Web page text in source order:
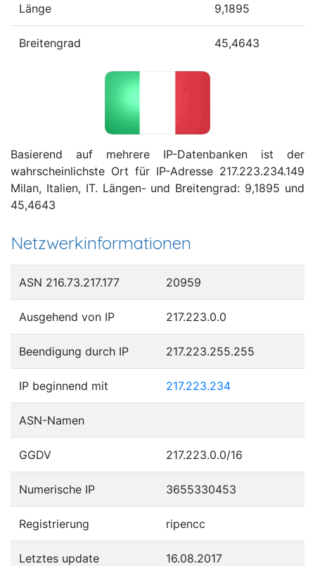
Länge 9,1895
Breitengrad 45,4643
Basierend auf mehrere IP-Datenbanken ist der
wahrscheinlichste Ort für IP-Adresse 217.223.234.149
Milan, Italien, IT. Längen- und Breitengrad: 9,1895 und
45,4643
Netzwerkinformationen
ASN 216.73.217.177 20959
Ausgehend von IP 217.223.0.0
Beendigung durch IP 217.223.255.255
IP beginnend mit 217.223.234
ASN-Namen
GGDV 217.223.0.0/16
Numerische IP 3655330453
Registrierung ripencc
Letztes update 16.08.2017